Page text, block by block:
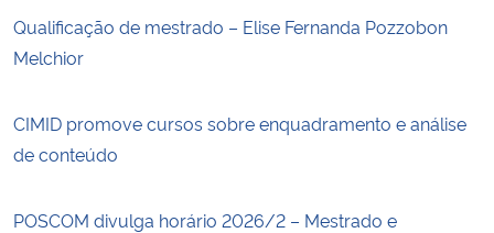
Qualificação de mestrado – Elise Fernanda Pozzobon
Melchior
CIMID promove cursos sobre enquadramento e análise
de conteúdo
POSCOM divulga horário 2026/2 – Mestrado e